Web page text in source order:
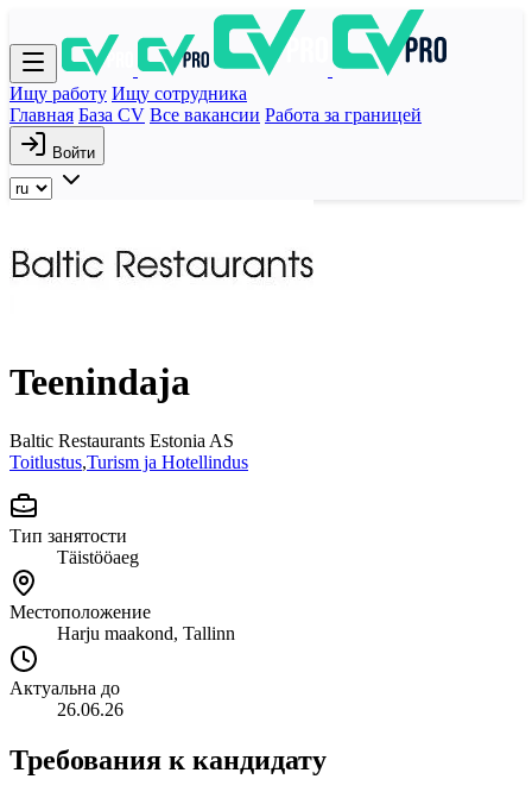
Ищу работу Ищу сотрудника
Главная База CV Все вакансии Работа за границей
Войти
Teenindaja
Baltic Restaurants Estonia AS
Toitlustus,Turism ja Hotellindus
Тип занятости
Täistööaeg
Местоположение
Harju maakond, Tallinn
Актуальна до
26.06.26
Требования к кандидату